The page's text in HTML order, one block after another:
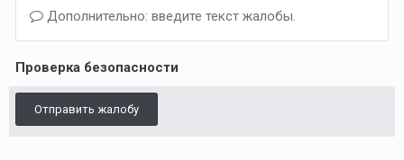
Дополнительно: введите текст жалобы.
Проверка безопасности
Отправить жалобу